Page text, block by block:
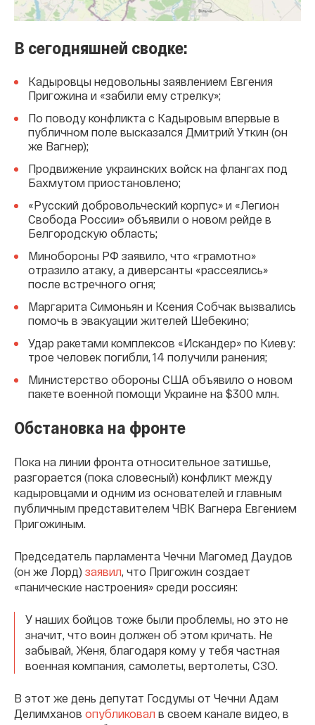
В сегодняшней сводке:
Кадыровцы недовольны заявлением Евгения
Пригожина и «забили ему стрелку»;
По поводу конфликта с Кадыровым впервые в
публичном поле высказался Дмитрий Уткин (он
же Вагнер);
Продвижение украинских войск на флангах под
Бахмутом приостановлено;
«Русский добровольческий корпус» и «Легион
Свобода России» объявили о новом рейде в
Белгородскую область;
Минобороны РФ заявило, что «грамотно»
отразило атаку, а диверсанты «рассеялись»
после встречного огня;
Маргарита Симоньян и Ксения Собчак вызвались
помочь в эвакуации жителей Шебекино;
Удар ракетами комплексов «Искандер» по Киеву:
трое человек погибли, 14 получили ранения;
Министерство обороны США объявило о новом
пакете военной помощи Украине на $300 млн.
Обстановка на фронте
Пока на линии фронта относительное затишье,
разгорается (пока словесный) конфликт между
кадыровцами и одним из основателей и главным
публичным представителем ЧВК Вагнера Евгением
Пригожиным.
Председатель парламента Чечни Магомед Даудов
(он же Лорд) заявил, что Пригожин создает
«панические настроения» среди россиян:
У наших бойцов тоже были проблемы, но это не
значит, что воин должен об этом кричать. Не
забывай, Женя, благодаря кому у тебя частная
военная компания, самолеты, вертолеты, СЗО.
В этот же день депутат Госдумы от Чечни Адам
Делимханов опубликовал в своем канале видео, в